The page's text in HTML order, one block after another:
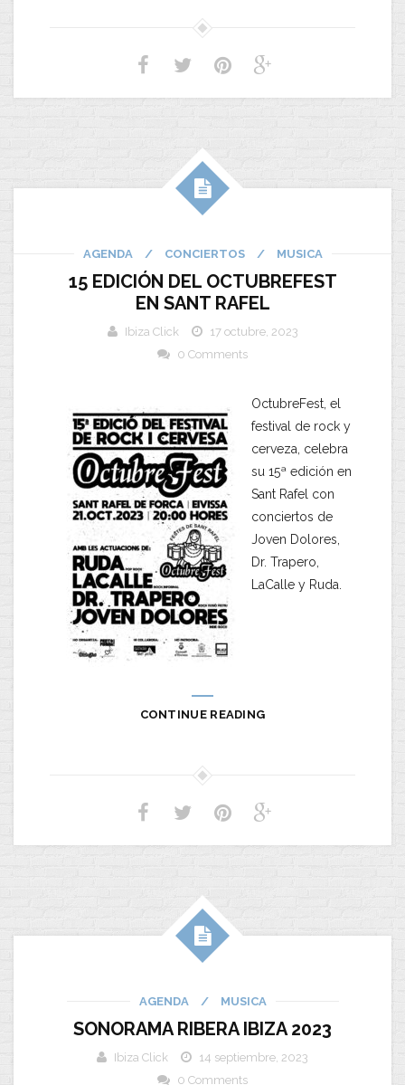
AGENDA / CONCIERTOS / MUSICA
15 EDICIÓN DEL OCTUBREFEST
EN SANT RAFEL
Ibiza Click
17 octubre, 2023
0 Comments
OctubreFest, el
festival de rock y
cerveza, celebra
su 15ª edición en
Sant Rafel con
conciertos de
Joven Dolores,
Dr. Trapero,
LaCalle y Ruda.
CONTINUE READING
AGENDA / MUSICA
SONORAMA RIBERA IBIZA 2023
Ibiza Click
14 septiembre, 2023
0 Comments